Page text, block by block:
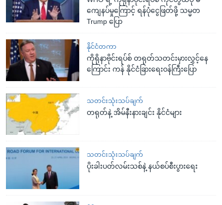
ကျေနပ်မှုကြောင့် ရန်ပုံငွေဖြတ်ဖို့ သမ္မတ
Trump ပြော
နိုင်ငံတကာ
ကိုရိုနာဗိုင်းရပ်စ် တရုတ်သတင်းမှားလွှင့်နေ
ကြောင်း ကန် နိုင်ငံခြားရေးဝန်ကြီးပြော
သတင်းသုံးသပ်ချက်
တရုတ်နဲ့ အိမ်နီးနားချင်း နိုင်ငံများ
သတင်းသုံးသပ်ချက်
ပိုးခါးပတ်လမ်းသစ်နဲ့ နယ်စပ်စီးပွားရေး